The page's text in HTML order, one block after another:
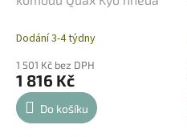
Dodání 3-4 týdny
1 501 Kč bez DPH
1 816 Kč
Do košíku